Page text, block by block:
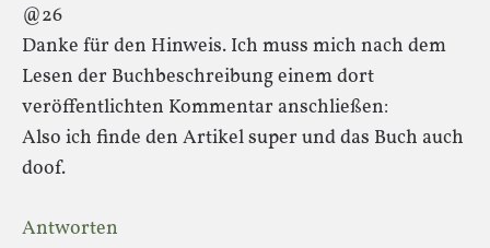
@26
Danke für den Hinweis. Ich muss mich nach dem
Lesen der Buchbeschreibung einem dort
veröffentlichten Kommentar anschließen:
Also ich finde den Artikel super und das Buch auch
doof.
Antworten